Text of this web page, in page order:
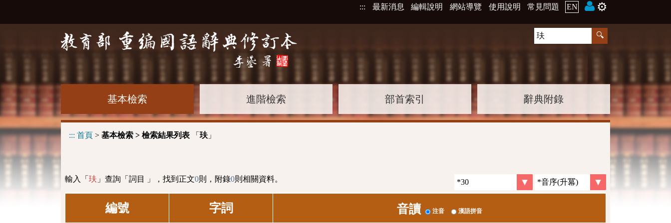
::: 最新消息 編輯說明 網站導覽 使用說明 常見問題 EN ⚙️
基本檢索 進階檢索 部首索引 辭典附錄
::: 首頁 > 基本檢索 > 檢索結果列表 「 玞 」
輸入「 玞 」查詢「詞目 」，找到正文0則，附錄0則相關資料。
編號 字詞 音讀 注音 漢語拼音